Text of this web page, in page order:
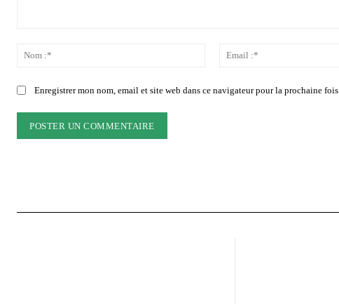
Enregistrer mon nom, email et site web dans ce navigateur pour la prochaine fois